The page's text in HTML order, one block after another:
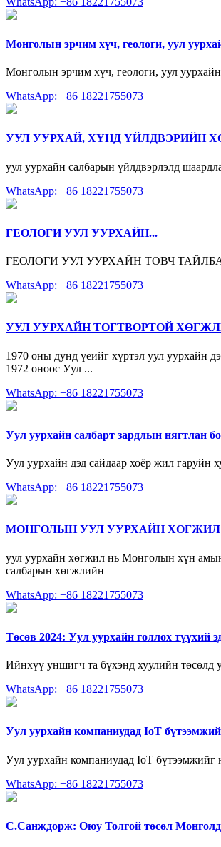
Монголын эрчим хүч, геологи, уул
Монголын эрчим хүч, геологи, уул
WhatsApp: +86 18221755073
УУЛ УУРХАЙ, ХҮНД ҮЙЛДВЭРИЙН
уул уурхайн салбарын үйлдвэрлэлд
WhatsApp: +86 18221755073
ГЕОЛОГИ УУЛ УУРХАЙН...
ГЕОЛОГИ УУЛ УУРХАЙН ТОВЧ ТАЙЛБАР
WhatsApp: +86 18221755073
УУЛ УУРХАЙН ТОГТВОРТОЙ
1970 оны дунд үеийг хүртэл уул уурхайн
1972 оноос Уул ...
WhatsApp: +86 18221755073
Уул уурхайн салбарт зардлын нягтлан
Уул уурхайн дэд сайдаар хоёр жил гаруйн
WhatsApp: +86 18221755073
МОНГОЛЫН УУЛ УУРХАЙН
уул уурхайн хөгжил нь Монголын хүн амын
салбарын хөгжлийн
WhatsApp: +86 18221755073
Төсөв 2024: Уул уурхайн голлох түүхий
Ийнхүү уншигч та бүхэнд хуулийн төсөлд
WhatsApp: +86 18221755073
Уул уурхайн компаниудад IoT
Уул уурхайн компаниудад IoT бүтээмжийг
WhatsApp: +86 18221755073
С.Санждорж: Оюу Толгой төсөл